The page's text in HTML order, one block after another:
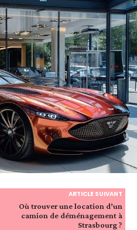
ARTICLE SUIVANT
Où trouver une location d’un
camion de déménagement à
Strasbourg ?